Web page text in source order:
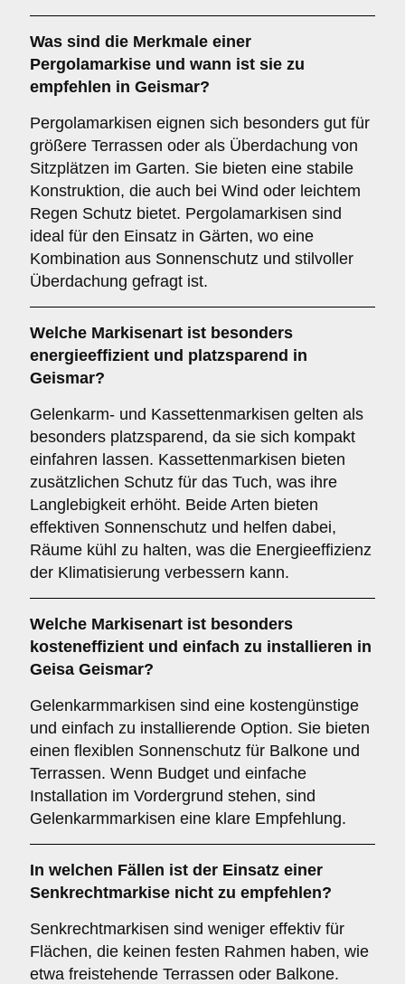
Was sind die Merkmale einer
Pergolamarkise und wann ist sie zu
empfehlen in Geismar?
Pergolamarkisen eignen sich besonders gut für
größere Terrassen oder als Überdachung von
Sitzplätzen im Garten. Sie bieten eine stabile
Konstruktion, die auch bei Wind oder leichtem
Regen Schutz bietet. Pergolamarkisen sind
ideal für den Einsatz in Gärten, wo eine
Kombination aus Sonnenschutz und stilvoller
Überdachung gefragt ist.
Welche Markisenart ist besonders
energieeffizient und platzsparend in
Geismar?
Gelenkarm- und Kassettenmarkisen gelten als
besonders platzsparend, da sie sich kompakt
einfahren lassen. Kassettenmarkisen bieten
zusätzlichen Schutz für das Tuch, was ihre
Langlebigkeit erhöht. Beide Arten bieten
effektiven Sonnenschutz und helfen dabei,
Räume kühl zu halten, was die Energieeffizienz
der Klimatisierung verbessern kann.
Welche Markisenart ist besonders
kosteneffizient und einfach zu installieren in
Geisa Geismar?
Gelenkarmmarkisen sind eine kostengünstige
und einfach zu installierende Option. Sie bieten
einen flexiblen Sonnenschutz für Balkone und
Terrassen. Wenn Budget und einfache
Installation im Vordergrund stehen, sind
Gelenkarmmarkisen eine klare Empfehlung.
In welchen Fällen ist der Einsatz einer
Senkrechtmarkise nicht zu empfehlen?
Senkrechtmarkisen sind weniger effektiv für
Flächen, die keinen festen Rahmen haben, wie
etwa freistehende Terrassen oder Balkone.